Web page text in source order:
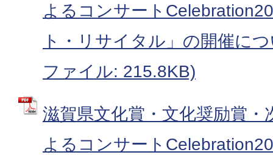
よるコンサート
ト・リサイタル」の開催に
ファイル: 215.8KB)
滋賀県文化賞・文化奨励賞・
よるコンサート